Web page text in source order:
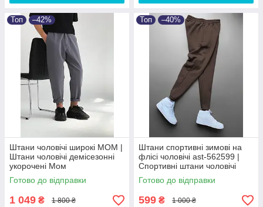
Топ –42%
Штани чоловічі широкі МОМ |
Штани чоловічі демісезонні
укорочені Мом
Готово до відправки
1 049 ₴ 1 800 ₴
Топ –40%
Штани спортивні зимові на
флісі чоловічі ast-562599 |
Спортивні штани чоловічі
теплі Люкс якості
Готово до відправки
599 ₴ 1 000 ₴